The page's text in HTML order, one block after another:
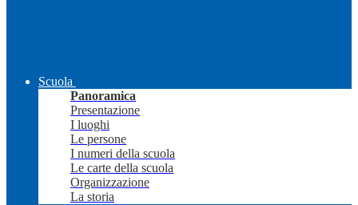
Scuola
Panoramica
Presentazione
I luoghi
Le persone
I numeri della scuola
Le carte della scuola
Organizzazione
La storia